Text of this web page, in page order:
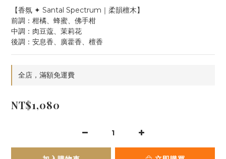
【香氛 ✦ Santal Spectrum｜柔韻檀木】
前調：柑橘、蜂蜜、佛手柑
中調：肉豆蔻、茉莉花
後調：安息香、廣藿香、檀香
全店，滿額免運費
NT$1,080